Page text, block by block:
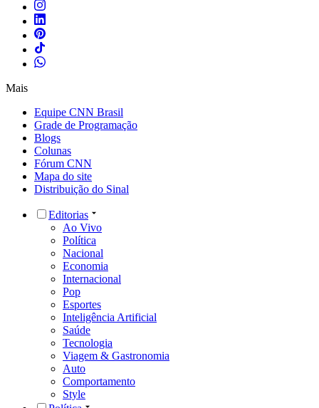
Mais
Equipe CNN Brasil
Grade de Programação
Blogs
Colunas
Fórum CNN
Mapa do site
Distribuição do Sinal
Editorias
Ao Vivo
Política
Nacional
Economia
Internacional
Pop
Esportes
Inteligência Artificial
Saúde
Tecnologia
Viagem & Gastronomia
Auto
Comportamento
Style